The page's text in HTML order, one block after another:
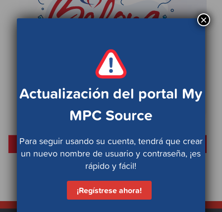
Actualización del portal My
MPC Source
Para seguir usando su cuenta, tendrá que crear
un nuevo nombre de usuario y contraseña, ¡es
rápido y fácil!
¡Regístrese ahora!
×